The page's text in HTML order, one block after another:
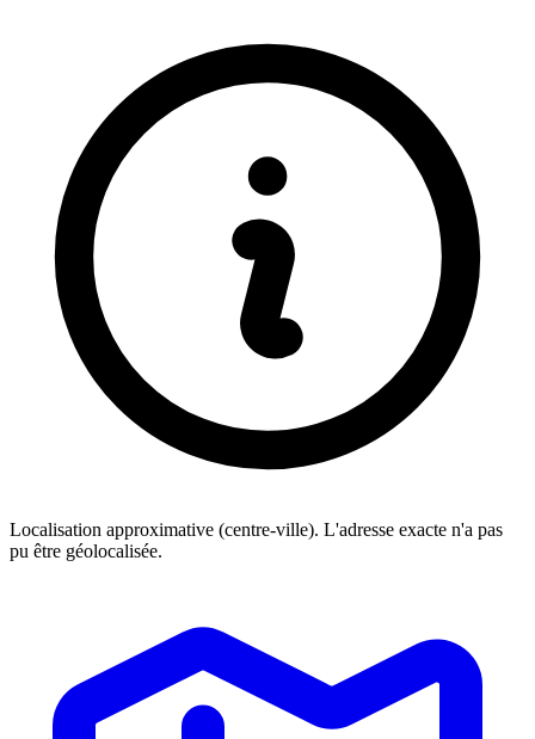
Localisation approximative (centre-ville). L'adresse exacte n'a pas
pu être géolocalisée.